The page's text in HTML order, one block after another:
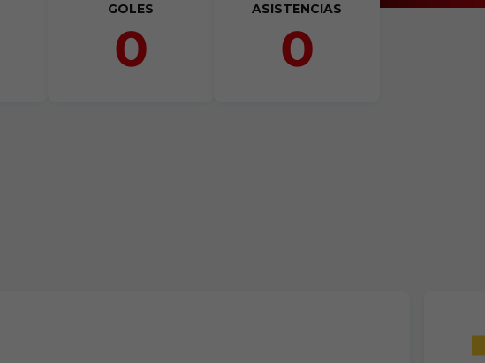
GOLES
0
ASISTENCIAS
0